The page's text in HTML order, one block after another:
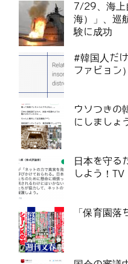
7/29、海上
海）」、巡
験に成功
#韓国人だ
ファビョン
ウソつきの
にしましょ
日本を守る
しよう！
「保育園